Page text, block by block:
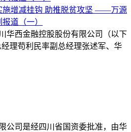
施增减挂钩 助推脱贫攻坚 ——万源
道（一）
华西金融控股股份有限公司（以下
理苟利民率副总经理张述军、华
公司是经四川省国资委批准，由华